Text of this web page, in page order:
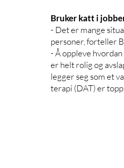
Bruker katt i
- Det er mange
personer, forteller
- Å oppleve
er helt rolig og
legger seg som et
terapi (DAT) er